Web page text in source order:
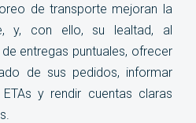
de transporte mejoran la
y, con ello, su lealtad, al
entregas puntuales, ofrecer
de sus pedidos, informar
y rendir cuentas claras